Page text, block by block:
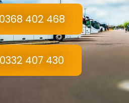
402 468
407 430